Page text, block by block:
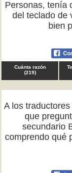
Personas, tenía
del teclado de
bien
Cuánta razón
(219)
A los
que
secundario
comprendo qué